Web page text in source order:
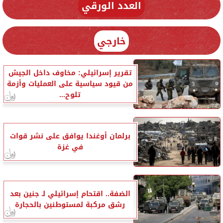
العدد الورقي
خارجي
تقرير إسرائيلي: مخاوف داخل الجيش
من قيود سياسية على العمليات وأزمة
تلوح...
برلمان أوغندا يوافق على نشر قوات
في غزة
الضفة.. اقتحام إسرائيلي لـ جنين بعد
رشق مركبة لمستوطنين بالحجارة